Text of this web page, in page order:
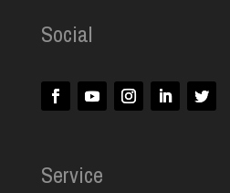
Social
Service